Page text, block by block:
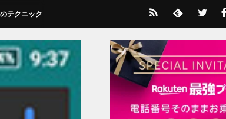
テクニック